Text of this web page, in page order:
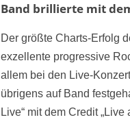
Band brillierte mit
Der größte Charts-Erfolg
exzellente progressive
allem bei den Live-
übrigens auf Band
Live“ mit dem Credit